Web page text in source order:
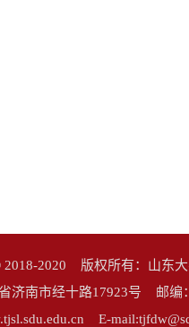
2018-2020 版权所有：山东
济南市经十路17923号 邮
E-